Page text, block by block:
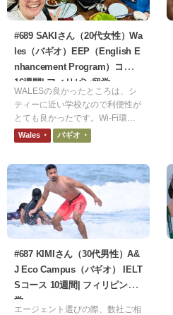
いと思います。
#689 SAKIさん（20代女性）Wa
les（バギオ）EEP（English E
nhancement Program）コース
16週間| フィリピン留学
WALESの良かったところは、シ
ティーに近い学校なので利便性が
とても良かったです。Wi-Fi環境
や食事もおいしくて不便なところ
なかったです。悪かったところ
ど、肉料理が油っぽいのと、スー
プがたまにソルティなことです。
Wales バギオ
#687 KIMIさん（30代男性）A&
J Eco Campus（バギオ） IELT
Sコース 10週間| フィリピン留
学
エージェント選びの際、数社ご相